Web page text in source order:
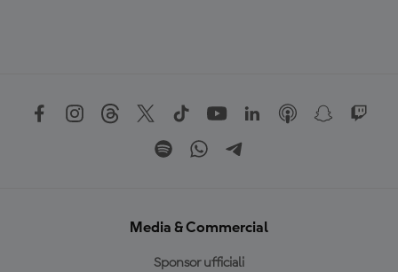
Media & Commercial
Sponsor ufficiali